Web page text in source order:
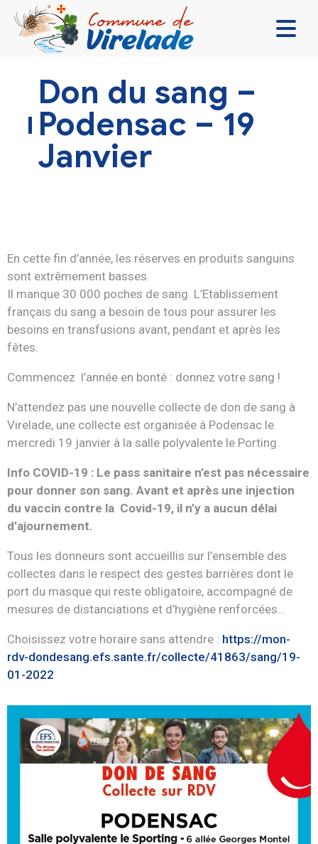
VIVRE ENSEMBLE
SE DIVERTIR
DÉCOUVRIR
Don du sang –
Podensac – 19
Janvier
En cette fin d’année, les réserves en produits sanguins
sont extrêmement basses.
Il manque 30 000 poches de sang. L’Etablissement
français du sang a besoin de tous pour assurer les
besoins en transfusions avant, pendant et après les
fêtes.
Commencez l’année en bonté : donnez votre sang !
N’attendez pas une nouvelle collecte de don de sang à
Virelade, une collecte est organisée à Podensac le
mercredi 19 janvier à la salle polyvalente le Porting.
Info COVID-19 : Le pass sanitaire n’est pas nécessaire
pour donner son sang. Avant et après une injection
du vaccin contre la Covid-19, il n’y a aucun délai
d’ajournement.
Tous les donneurs sont accueillis sur l’ensemble des
collectes dans le respect des gestes barrières dont le
port du masque qui reste obligatoire, accompagné de
mesures de distanciations et d’hygiène renforcées…
Choisissez votre horaire sans attendre : https://mon-
rdv-dondesang.efs.sante.fr/collecte/41863/sang/19-
01-2022